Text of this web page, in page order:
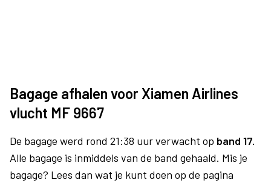
Bagage afhalen voor Xiamen Airlines
vlucht MF 9667
De bagage werd rond 21:38 uur verwacht op band 17.
Alle bagage is inmiddels van de band gehaald. Mis je
bagage? Lees dan wat je kunt doen op de pagina